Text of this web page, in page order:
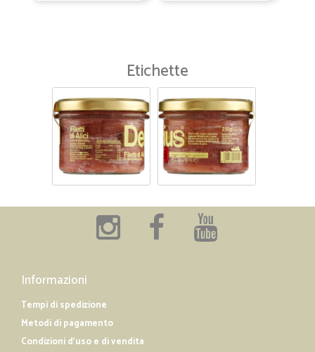
Etichette
Informazioni
Tempi di spedizione
Metodi di pagamento
Condizioni d'uso e di vendita